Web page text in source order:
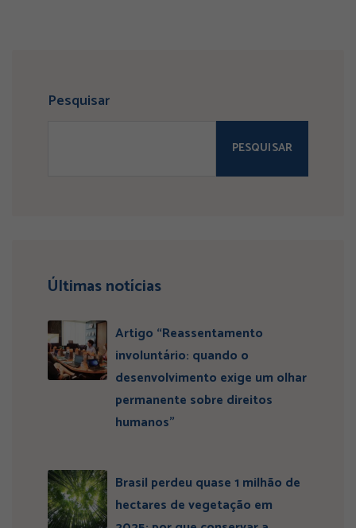
Pesquisar
PESQUISAR
Últimas notícias
Artigo “Reassentamento
involuntário: quando o
desenvolvimento exige um olhar
permanente sobre direitos
humanos”
Brasil perdeu quase 1 milhão de
hectares de vegetação em